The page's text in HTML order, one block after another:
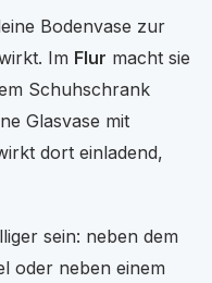
Bodenvase zur
Im Flur macht sie
Schuhschrank
Glasvase mit
dort einladend,
sein: neben dem
oder neben einem